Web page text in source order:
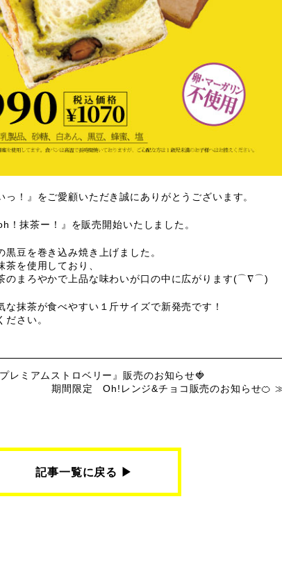
っ！』をご愛顧いただき誠にありがとうございます。
！抹茶ー！』を販売開始いたしました。
黒豆を巻き込み焼き上げました。
を使用しており、
のまろやかで上品な味わいが口の中に広がります(⌒∇⌒)
な抹茶が食べやすい１斤サイズで新発売です！
さい。
レミアムストロベリー』販売のお知らせ🍓
期間限定 Oh!レンジ&チョコ販売のお知らせ🍊
記事一覧に戻る ▶︎